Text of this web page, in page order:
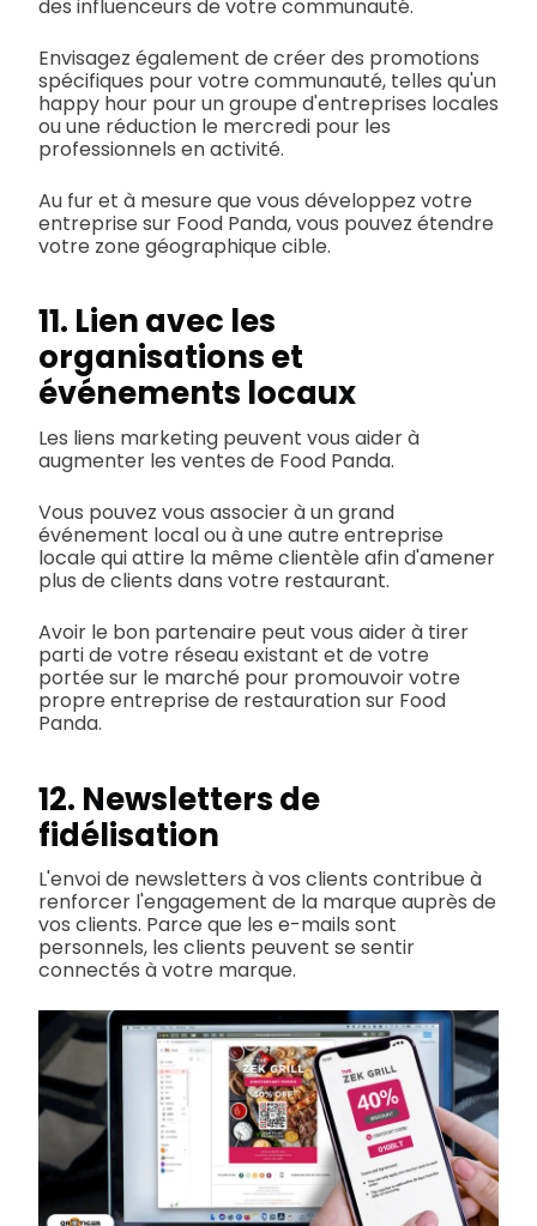
des influenceurs de votre communauté.
Envisagez également de créer des promotions
spécifiques pour votre communauté, telles qu'un
happy hour pour un groupe d'entreprises locales
ou une réduction le mercredi pour les
professionnels en activité.
Au fur et à mesure que vous développez votre
entreprise sur Food Panda, vous pouvez étendre
votre zone géographique cible.
11. Lien avec les
organisations et
événements locaux
Les liens marketing peuvent vous aider à
augmenter les ventes de Food Panda.
Vous pouvez vous associer à un grand
événement local ou à une autre entreprise
locale qui attire la même clientèle afin d'amener
plus de clients dans votre restaurant.
Avoir le bon partenaire peut vous aider à tirer
parti de votre réseau existant et de votre
portée sur le marché pour promouvoir votre
propre entreprise de restauration sur Food
Panda.
12. Newsletters de
fidélisation
L'envoi de newsletters à vos clients contribue à
renforcer l'engagement de la marque auprès de
vos clients. Parce que les e-mails sont
personnels, les clients peuvent se sentir
connectés à votre marque.